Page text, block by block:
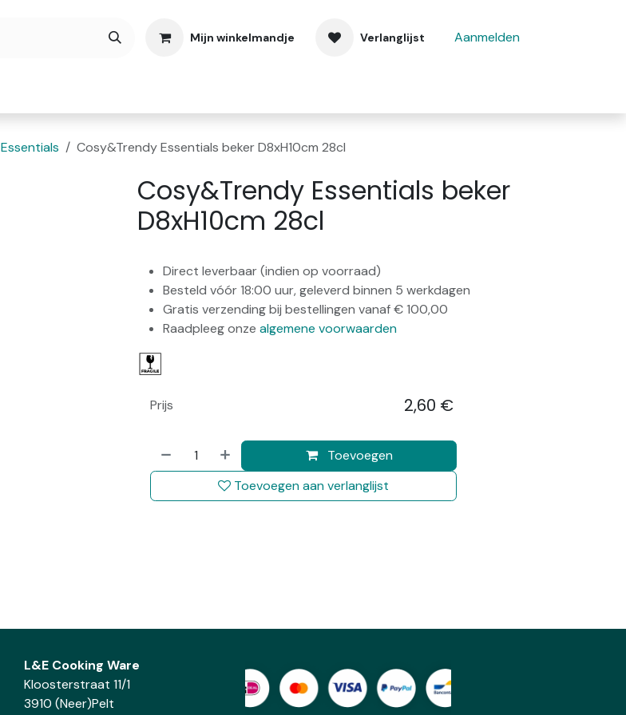
Mijn winkelmandje Verlanglijst Aanmelden
Essentials Cosy&Trendy Essentials beker D8xH10cm 28cl
Cosy&Trendy Essentials beker
D8xH10cm 28cl
Direct leverbaar (indien op voorraad)
Besteld vóór 18:00 uur, geleverd binnen 5 werkdagen
Gratis verzending bij bestellingen vanaf € 100,00
Raadpleeg onze algemene voorwaarden
Toevoegen
Toevoegen aan verlanglijst
Prijs 2,60 €
L&E Cooking Ware
Kloosterstraat 11/1
3910 (Neer)Pelt